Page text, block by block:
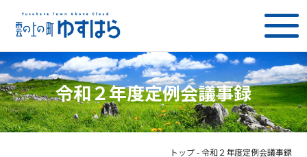
令和２年度定例会議事録
トップ-令和２年度定例会議事録